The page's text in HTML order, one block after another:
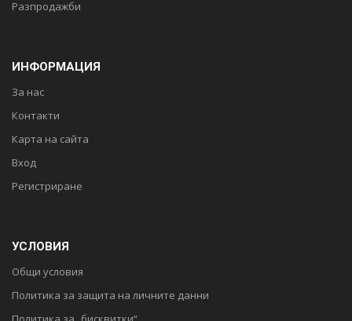
Разпродажби
ИНФОРМАЦИЯ
За нас
Контакти
Карта на сайта
Вход
Регистриране
УСЛОВИЯ
Общи условия
Политика за защита на личните данни